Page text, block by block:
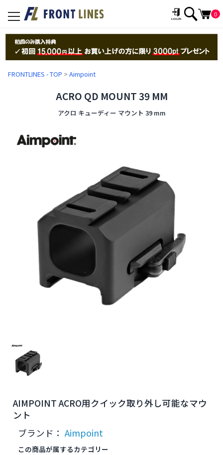
toggle
navigation
0
FRONTLINES - TOP > Aimpoint
ACRO QD MOUNT 39 MM
アクロ キューディー マウント 39 mm
AIMPOINT ACRO用クイック取り外し可能なマウ
ント
ブランド： Aimpoint
この商品が属するカテゴリー